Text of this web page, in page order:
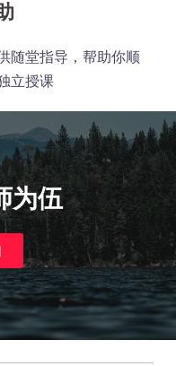
随堂指导，帮助你顺
立授课
为伍